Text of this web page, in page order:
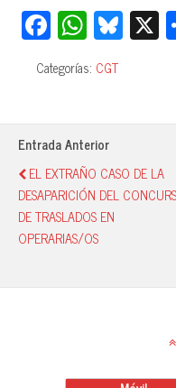
Fa
ce
bo
ok
W
ha
ts
A
pp
Bl
ue
y
X
Categorías: CGT
Entrada Anterior
EL EXTRAÑO CASO DE LA
DESAPARICIÓN DEL
DE TRASLADOS EN
OPERARIAS/OS